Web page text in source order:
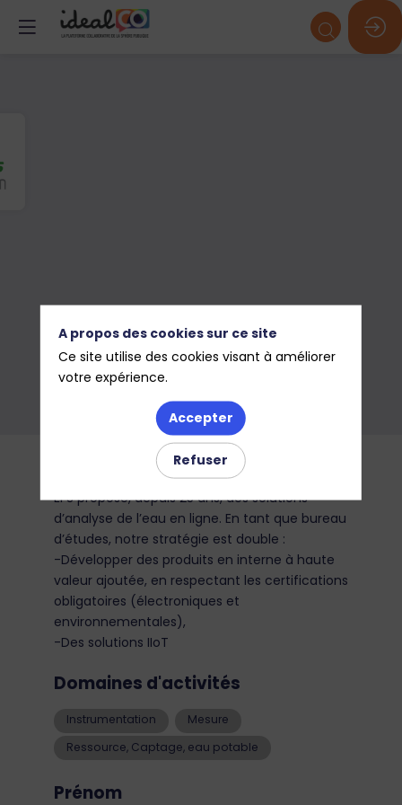
EFS propose, depuis 25 ans, des solutions
d’analyse de l’eau en ligne. En tant que bureau
d’études, notre stratégie est double :
-Développer des produits en interne à haute
valeur ajoutée, en respectant les certifications
obligatoires (électroniques et
environnementales),
Domaines d'activités
Instrumentation
Mesure
Ressource, Captage, eau potable
Prénom
A propos des cookies sur ce site
Ce site utilise des cookies visant à améliorer
votre expérience.
Accepter
Refuser